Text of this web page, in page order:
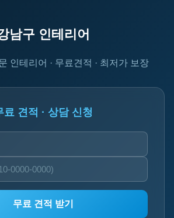
남구 인테리어
인테리어 · 무료견적 · 최저가 보장
료 견적 · 상담 신청
무료 견적 받기